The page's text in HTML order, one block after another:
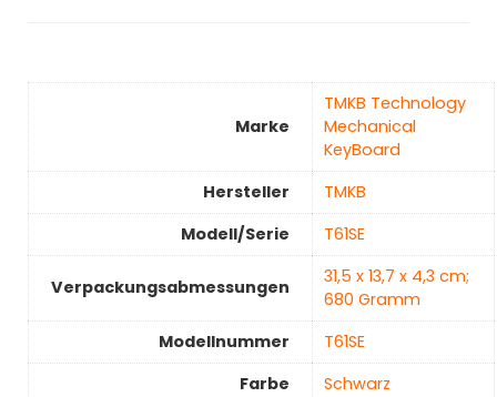
Marke
‎TMKB Technology
Mechanical
KeyBoard
Hersteller
‎TMKB
Modell/Serie
‎T61SE
Verpackungsabmessungen
‎31,5 x 13,7 x 4,3 cm;
680 Gramm
Modellnummer
‎T61SE
Farbe
‎Schwarz